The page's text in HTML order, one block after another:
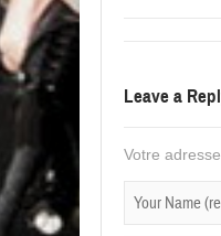
Leave a
Votre